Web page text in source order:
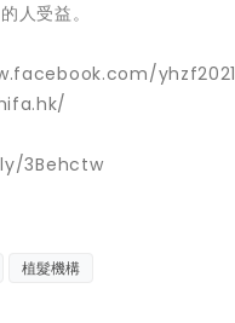
人受益。
yhzf2021
3Behctw
植髮機構